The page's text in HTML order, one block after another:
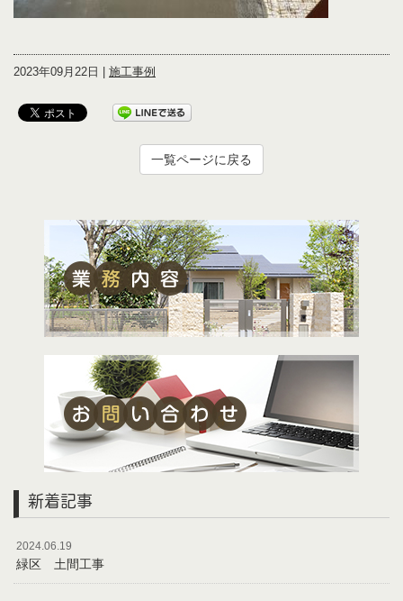
2023年09月22日 | 施工事例
一覧ページに戻る
新着記事
2024.06.19
緑区 土間工事